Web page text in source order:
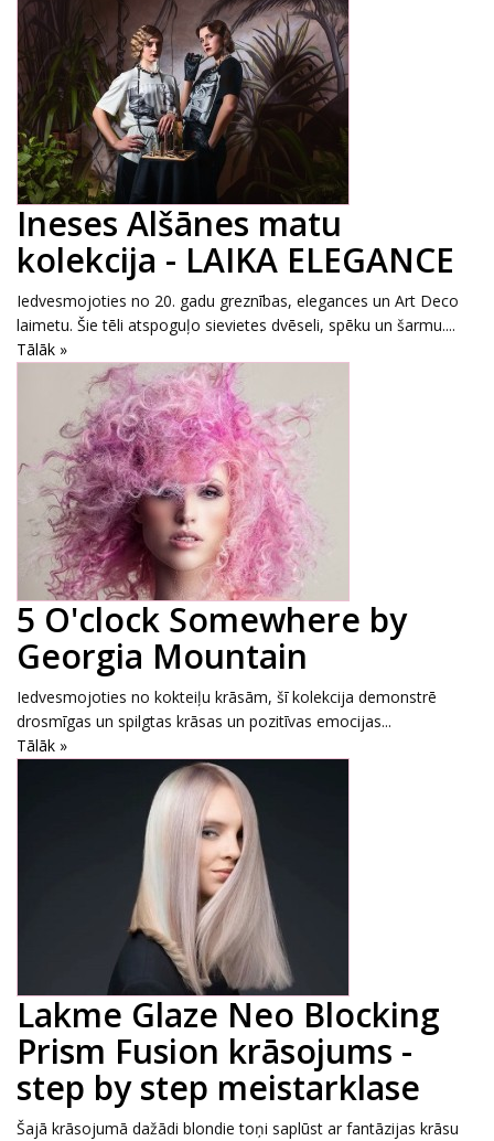
Ineses Alšānes matu
kolekcija - LAIKA ELEGANCE
Iedvesmojoties no 20. gadu greznības, elegances un Art Deco
laimetu. Šie tēli atspoguļo sievietes dvēseli, spēku un šarmu....
Tālāk »
5 O'clock Somewhere by
Georgia Mountain
Iedvesmojoties no kokteiļu krāsām, šī kolekcija demonstrē
drosmīgas un spilgtas krāsas un pozitīvas emocijas...
Tālāk »
Lakme Glaze Neo Blocking
Prism Fusion krāsojums -
step by step meistarklase
Šajā krāsojumā dažādi blondie toņi saplūst ar fantāzijas krāsu